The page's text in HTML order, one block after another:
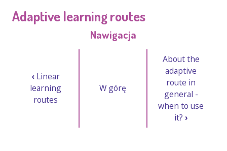
Adaptive learning routes
Nawigacja
‹Linear
learning
routes
W górę
About the
adaptive
route in
general -
when to use
it? ›